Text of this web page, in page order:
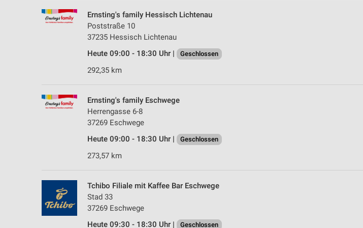
Ernsting's family Hessisch Lichtenau
Poststraße 10
37235 Hessisch Lichtenau
Heute 09:00 - 18:30 Uhr |
Geschlossen
292,35 km
Ernsting's family Eschwege
Herrengasse 6-8
37269 Eschwege
Heute 09:00 - 18:30 Uhr |
Geschlossen
273,57 km
Tchibo Filiale mit Kaffee Bar Eschwege
Stad 33
37269 Eschwege
Heute 09:30 - 18:30 Uhr |
Geschlossen